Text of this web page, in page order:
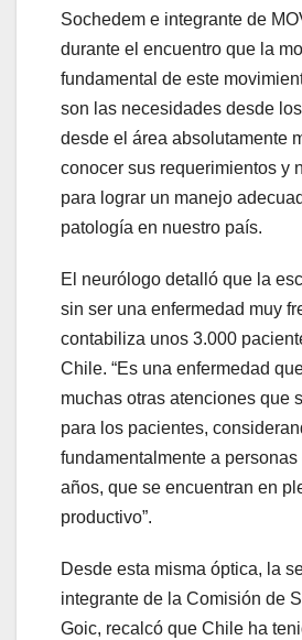
Sochedem e integrante de
durante el encuentro que la
fundamental de este
son las necesidades desde
desde el área absolutamente
conocer sus requerimientos y
para lograr un manejo
patología en nuestro país.
El neurólogo detalló que la
sin ser una enfermedad muy
contabiliza unos 3.000
Chile. “Es una enfermedad
muchas otras atenciones que
para los pacientes,
fundamentalmente a
años, que se encuentran en
productivo”.
Desde esta misma óptica, la
integrante de la Comisión de
Goic, recalcó que Chile ha